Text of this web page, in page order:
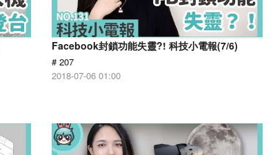
Facebook封鎖功能失靈?! 科技小電報(7/6)
# 207
2018-07-06 01:00